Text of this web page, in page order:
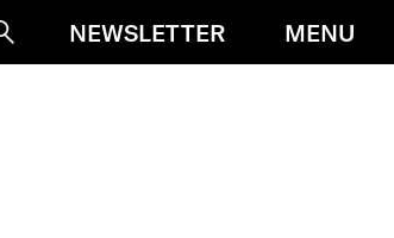
SucheNEWSLETTER MENU